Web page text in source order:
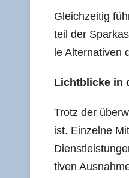
Gleich­zei­tig
teil der
le Alter­na­ti­ven
Licht­bli­cke in
Trotz der
ist. Ein­zel­ne
ti­ven